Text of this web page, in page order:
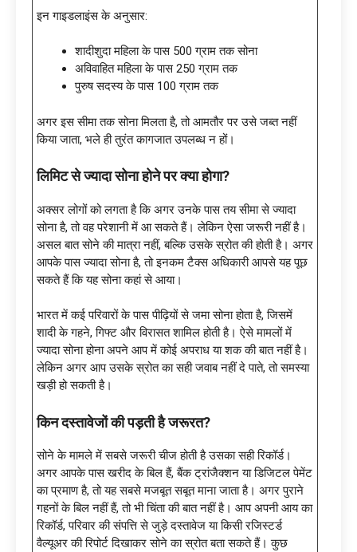
इन गाइडलाइंस के अनुसार:
शादीशुदा महिला के पास 500 ग्राम तक सोना
अविवाहित महिला के पास 250 ग्राम तक
पुरुष सदस्य के पास 100 ग्राम तक
अगर इस सीमा तक सोना मिलता है, तो आमतौर पर उसे जब्त नहीं
किया जाता, भले ही तुरंत कागजात उपलब्ध न हों।
लिमिट से ज्यादा सोना होने पर क्या होगा?
अक्सर लोगों को लगता है कि अगर उनके पास तय सीमा से ज्यादा
सोना है, तो वह परेशानी में आ सकते हैं। लेकिन ऐसा जरूरी नहीं है।
असल बात सोने की मात्रा नहीं, बल्कि उसके स्रोत की होती है। अगर
आपके पास ज्यादा सोना है, तो इनकम टैक्स अधिकारी आपसे यह पूछ
सकते हैं कि यह सोना कहां से आया।
भारत में कई परिवारों के पास पीढ़ियों से जमा सोना होता है, जिसमें
शादी के गहने, गिफ्ट और विरासत शामिल होती है। ऐसे मामलों में
ज्यादा सोना होना अपने आप में कोई अपराध या शक की बात नहीं है।
लेकिन अगर आप उसके स्रोत का सही जवाब नहीं दे पाते, तो समस्या
खड़ी हो सकती है।
किन दस्तावेजों की पड़ती है जरूरत?
सोने के मामले में सबसे जरूरी चीज होती है उसका सही रिकॉर्ड।
अगर आपके पास खरीद के बिल हैं, बैंक ट्रांजैक्शन या डिजिटल पेमेंट
का प्रमाण है, तो यह सबसे मजबूत सबूत माना जाता है। अगर पुराने
गहनों के बिल नहीं हैं, तो भी चिंता की बात नहीं है। आप अपनी आय का
रिकॉर्ड, परिवार की संपत्ति से जुड़े दस्तावेज या किसी रजिस्टर्ड
वैल्यूअर की रिपोर्ट दिखाकर सोने का स्रोत बता सकते हैं। कुछ